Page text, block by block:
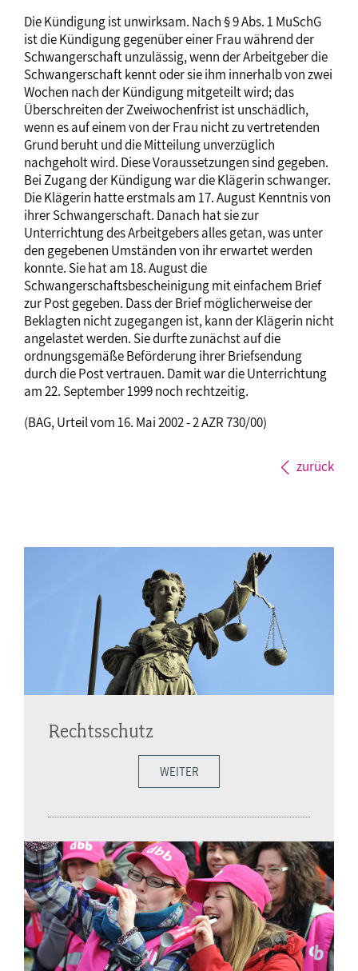
Die Kündigung ist unwirksam. Nach § 9 Abs. 1 MuSchG
ist die Kündigung gegenüber einer Frau während der
Schwangerschaft unzulässig, wenn der Arbeitgeber die
Schwangerschaft kennt oder sie ihm innerhalb von zwei
Wochen nach der Kündigung mitgeteilt wird; das
Überschreiten der Zweiwochenfrist ist unschädlich,
wenn es auf einem von der Frau nicht zu vertretenden
Grund beruht und die Mitteilung unverzüglich
nachgeholt wird. Diese Voraussetzungen sind gegeben.
Bei Zugang der Kündigung war die Klägerin schwanger.
Die Klägerin hatte erstmals am 17. August Kenntnis von
ihrer Schwangerschaft. Danach hat sie zur
Unterrichtung des Arbeitgebers alles getan, was unter
den gegebenen Umständen von ihr erwartet werden
konnte. Sie hat am 18. August die
Schwangerschaftsbescheinigung mit einfachem Brief
zur Post gegeben. Dass der Brief möglicherweise der
Beklagten nicht zugegangen ist, kann der Klägerin nicht
angelastet werden. Sie durfte zunächst auf die
ordnungsgemäße Beförderung ihrer Briefsendung
durch die Post vertrauen. Damit war die Unterrichtung
am 22. September 1999 noch rechtzeitig.
(BAG, Urteil vom 16. Mai 2002 - 2 AZR 730/00)
zurück
Rechtsschutz
WEITER